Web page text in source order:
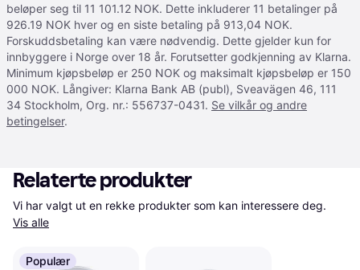
beløper seg til 11 101.12 NOK. Dette inkluderer 11 betalinger på
926.19 NOK hver og en siste betaling på 913,04 NOK.
Forskuddsbetaling kan være nødvendig. Dette gjelder kun for
innbyggere i Norge over 18 år. Forutsetter godkjenning av Klarna.
Minimum kjøpsbeløp er 250 NOK og maksimalt kjøpsbeløp er 150
000 NOK. Långiver: Klarna Bank AB (publ), Sveavägen 46, 111
34 Stockholm, Org. nr.: 556737-0431. Se vilkår og andre
betingelser.
Relaterte produkter
Vis alle
Populær